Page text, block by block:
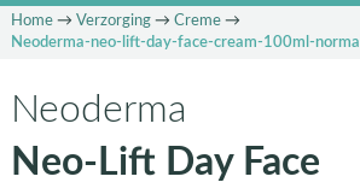
Home→ Verzorging→ Creme→
Neoderma-neo-lift-day-face-cream-100ml-normal
Neoderma
Neo-Lift Day Face